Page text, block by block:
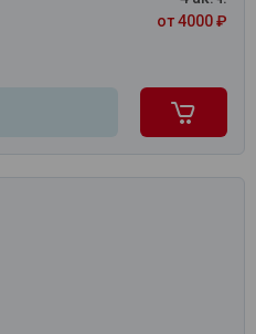
от 4000 ₽